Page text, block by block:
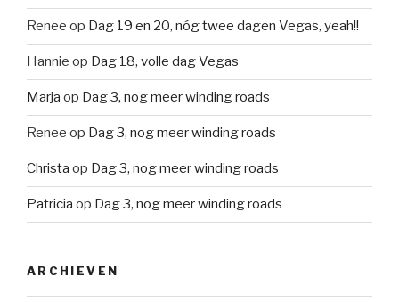
Renee op Dag 19 en 20, nóg twee dagen Vegas, yeah!!
Hannie op Dag 18, volle dag Vegas
Marja op Dag 3, nog meer winding roads
Renee op Dag 3, nog meer winding roads
Christa op Dag 3, nog meer winding roads
Patricia op Dag 3, nog meer winding roads
ARCHIEVEN